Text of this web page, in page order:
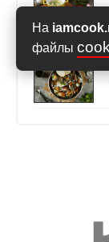
На
файлы